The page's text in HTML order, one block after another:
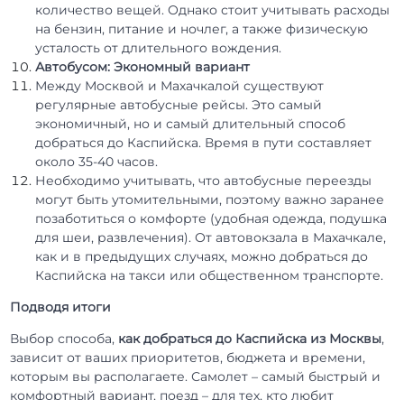
количество вещей. Однако стоит учитывать расходы
на бензин, питание и ночлег, а также физическую
усталость от длительного вождения.
Автобусом: Экономный вариант
Между Москвой и Махачкалой существуют
регулярные автобусные рейсы. Это самый
экономичный, но и самый длительный способ
добраться до Каспийска. Время в пути составляет
около 35-40 часов.
Необходимо учитывать, что автобусные переезды
могут быть утомительными, поэтому важно заранее
позаботиться о комфорте (удобная одежда, подушка
для шеи, развлечения). От автовокзала в Махачкале,
как и в предыдущих случаях, можно добраться до
Каспийска на такси или общественном транспорте.
Подводя итоги
Выбор способа, как добраться до Каспийска из Москвы,
зависит от ваших приоритетов, бюджета и времени,
которым вы располагаете. Самолет – самый быстрый и
комфортный вариант, поезд – для тех, кто любит